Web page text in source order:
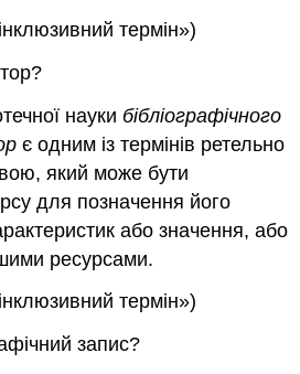
термін»)
науки бібліографічного
є одним із термінів ретельно
який може бути
для позначення його
або значення, або
ресурсами.
термін»)
запис?